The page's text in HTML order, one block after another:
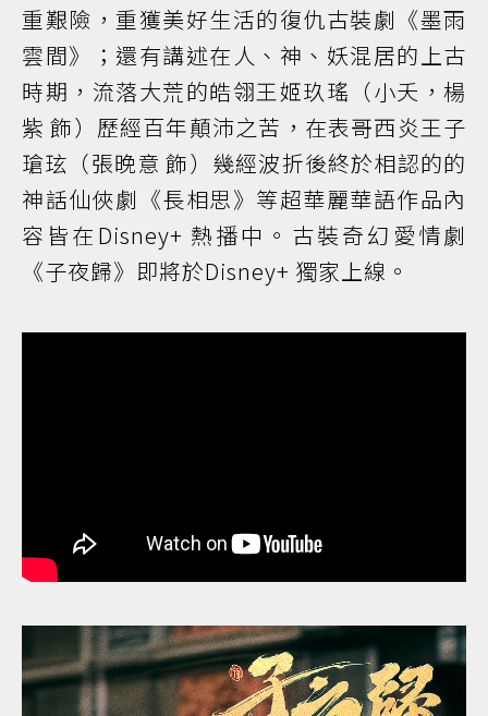
重艱險，重獲美好生活的復仇古裝劇《墨雨
雲間》；還有講述在人、神、妖混居的上古
時期，流落大荒的皓翎王姬玖瑤（小夭，楊
紫 飾）歷經百年顛沛之苦，在表哥西炎王子
瑲玹（張晚意 飾）幾經波折後終於相認的的
神話仙俠劇《長相思》等超華麗華語作品內
容皆在Disney+ 熱播中。古裝奇幻愛情劇
《子夜歸》即將於Disney+ 獨家上線。